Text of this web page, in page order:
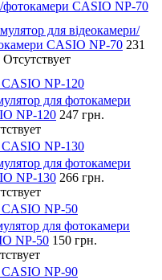
фотокамери CASIO NP-70
для відеокамери/
CASIO NP-70 231
Отсутствует
NP-120
для фотокамери
NP-120 247 грн.
NP-130
для фотокамери
NP-130 266 грн.
CASIO NP-50
для фотокамери
NP-50 150 грн.
CASIO NP-90